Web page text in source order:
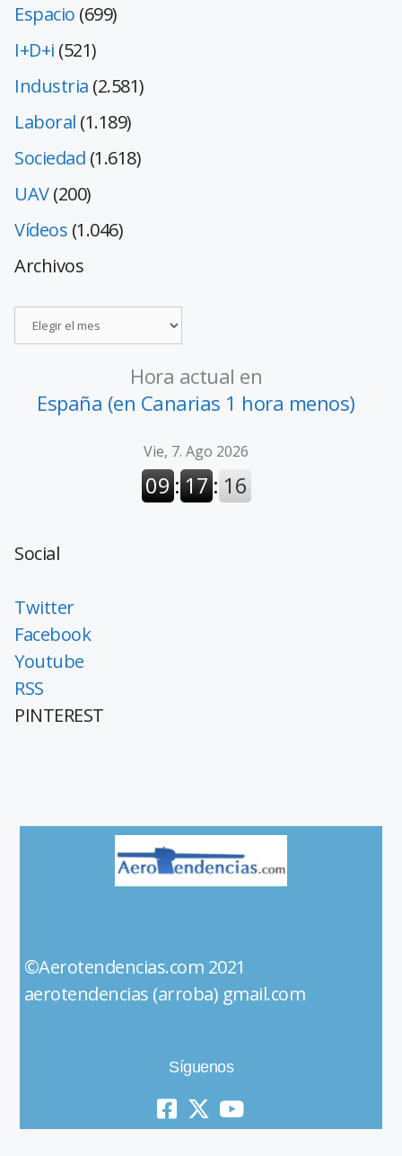
Espacio (699)
I+D+i (521)
Industria (2.581)
Laboral (1.189)
Sociedad (1.618)
UAV(200)
Vídeos (1.046)
Archivos
Hora actual en
España (en Canarias 1 hora menos)
Social
Twitter
Facebook
Youtube
RSS
PINTEREST
©Aerotendencias.com 2021
aerotendencias (arroba) gmail.com
Síguenos